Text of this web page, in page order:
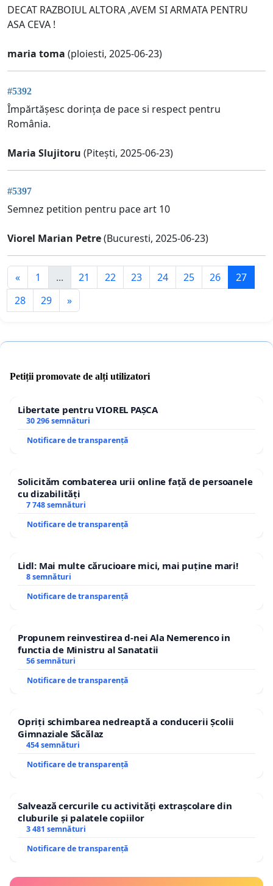
DECAT RAZBOIUL ALTORA ,AVEM SI ARMATA PENTRU
ASA CEVA !
maria toma (ploiesti, 2025-06-23)
#5392
Împărtășesc dorința de pace si respect pentru
România.
Maria Slujitoru (Pitești, 2025-06-23)
#5397
Semnez petition pentru pace art 10
Viorel Marian Petre(Bucuresti, 2025-06-23)
« 1 ... 21 22 23 24 25 26
27
28
29 »
Petiții promovate de alți utilizatori
Libertate pentru VIOREL PAȘCA
30 296 semnături
Notificare de transparență
Solicităm combaterea urii online față de persoanele
cu dizabilități
7 748 semnături
Notificare de transparență
Lidl: Mai multe cărucioare mici, mai puține mari!
8 semnături
Notificare de transparență
Propunem reinvestirea d-nei Ala Nemerenco in
functia de Ministru al Sanatatii
56 semnături
Notificare de transparență
Opriți schimbarea nedreaptă a conducerii Școlii
Gimnaziale Săcălaz
454 semnături
Notificare de transparență
Salvează cercurile cu activități extrașcolare din
cluburile și palatele copiilor
3 481 semnături
Notificare de transparență